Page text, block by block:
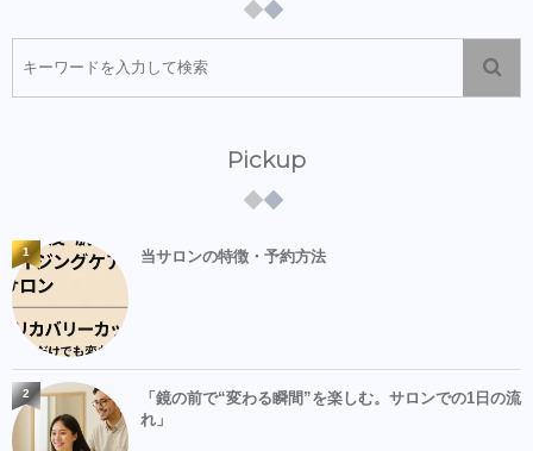
Pickup
当サロンの特徴・予約方法
1
「鏡の前で“変わる瞬間”を楽しむ。サロンでの1日の流
れ」
2